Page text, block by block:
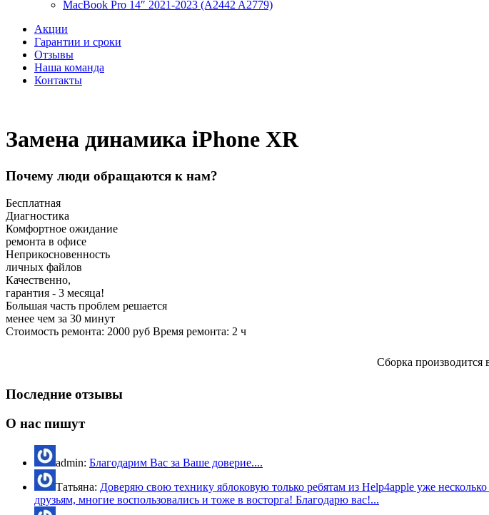
MacBook Pro 14″ 2021-2023 (A2442 A2779)
Акции
Гарантии и сроки
Отзывы
Наша команда
Контакты
Замена динамика iPhone XR
Почему люди обращаются к нам?
Бесплатная
Диагностика
Комфортное ожидание
ремонта в офисе
Неприкосновенность
личных файлов
Качественно,
гарантия - 3 месяца!
Большая часть проблем решается
менее чем за 30 минут
Стоимость ремонта: 2000 руб Время ремонта: 2 ч
Сборка производится
Последние отзывы
О нас пишут
admin: Благодарим Вас за Ваше доверие....
Татьяна: Доверяю свою технику яблоковую только ребятам из Help4apple уже
друзьям, многие воспользовались и тоже в восторга! Благодарю вас!...